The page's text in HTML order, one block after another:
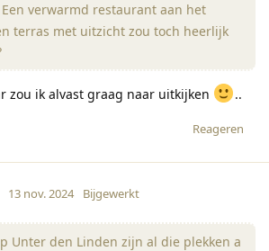
Een verwarmd restaurant aan het
terras met uitzicht zou toch heerlijk
zou ik alvast graag naar uitkijken ..
Reageren
13 nov. 2024 Bijgewerkt
Unter den Linden zijn al die plekken a